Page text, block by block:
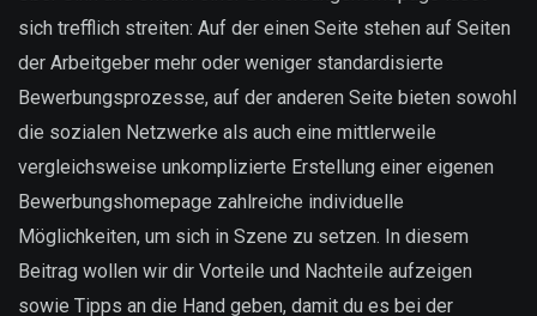
sich trefflich streiten: Auf der einen Seite stehen auf Seiten
der Arbeitgeber mehr oder weniger standardisierte
Bewerbungsprozesse, auf der anderen Seite bieten sowohl
die sozialen Netzwerke als auch eine mittlerweile
vergleichsweise unkomplizierte Erstellung einer eigenen
Bewerbungshomepage zahlreiche individuelle
Möglichkeiten, um sich in Szene zu setzen. In diesem
Beitrag wollen wir dir Vorteile und Nachteile aufzeigen
sowie Tipps an die Hand geben, damit du es bei der